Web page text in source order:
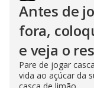
Antes de
fora,
e veja o
Pare de jogar
vida ao açúcar da